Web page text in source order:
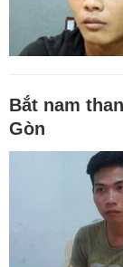
Bắt nam
Gòn